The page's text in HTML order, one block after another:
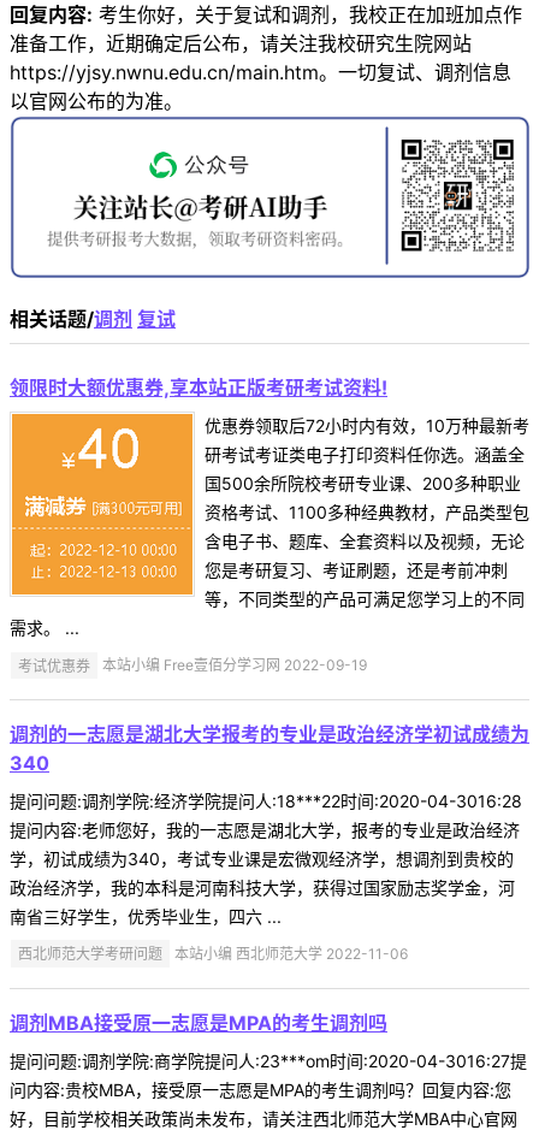
回复内容: 考生你好，关于复试和调剂，我校正在加班加点作
准备工作，近期确定后公布，请关注我校研究生院网站
https://yjsy.nwnu.edu.cn/main.htm。一切复试、调剂信息
以官网公布的为准。
相关话题/调剂 复试
领限时大额优惠券,享本站正版考研考试资料!
优惠券领取后72小时内有效，10万种最新考
研考试考证类电子打印资料任你选。涵盖全
国500余所院校考研专业课、200多种职业
资格考试、1100多种经典教材，产品类型包
含电子书、题库、全套资料以及视频，无论
您是考研复习、考证刷题，还是考前冲刺
等，不同类型的产品可满足您学习上的不同
需求。 ...
考试优惠券 本站小编 Free壹佰分学习网 2022-09-19
调剂的一志愿是湖北大学报考的专业是政治经济学初试成绩为
340
提问问题:调剂学院:经济学院提问人:18***22时间:2020-04-3016:28
提问内容:老师您好，我的一志愿是湖北大学，报考的专业是政治经济
学，初试成绩为340，考试专业课是宏微观经济学，想调剂到贵校的
政治经济学，我的本科是河南科技大学，获得过国家励志奖学金，河
南省三好学生，优秀毕业生，四六 ...
西北师范大学考研问题 本站小编 西北师范大学 2022-11-06
调剂MBA接受原一志愿是MPA的考生调剂吗
提问问题:调剂学院:商学院提问人:23***om时间:2020-04-3016:27提
问内容:贵校MBA，接受原一志愿是MPA的考生调剂吗？回复内容:您
好，目前学校相关政策尚未发布，请关注西北师范大学MBA中心官网